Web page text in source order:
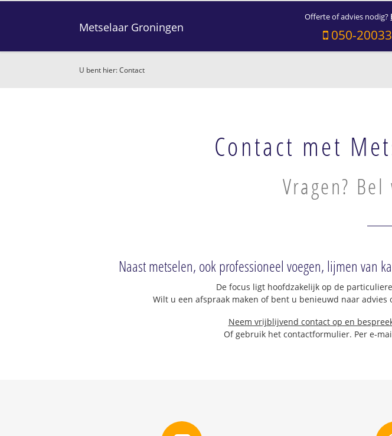
Metselaar Groningen
Offerte of advies nodig?
050-
U bent hier:Contact
Contact met
Vragen?
Naast metselen, ook professioneel voegen, lijmen van
De focus ligt hoofdzakelijk op de
Wilt u een afspraak maken of bent u benieuwd naar
Neem vrijblijvend contact op en
Of gebruik het contactformulier. Per e-